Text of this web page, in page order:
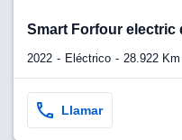
Smart Forfour electric
2022 Eléctrico 28.922 Km
Llamar